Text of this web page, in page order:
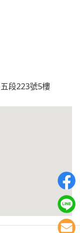
段223號5樓